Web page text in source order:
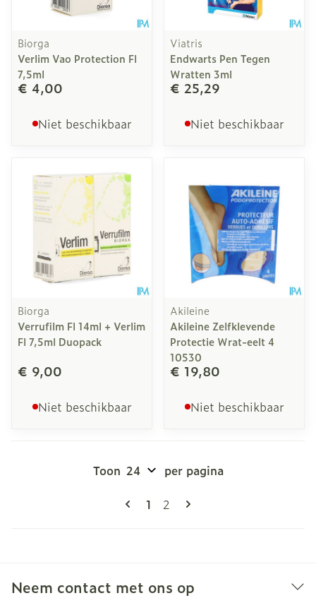
Biorga
Verlim Vao Protection Fl
7,5ml
€ 4,00
Niet beschikbaar
Viatris
Endwarts Pen Tegen
Wratten 3ml
€ 25,29
Niet beschikbaar
Biorga
Verrufilm Fl 14ml + Verlim
Fl 7,5ml Duopack
€ 9,00
Niet beschikbaar
Akileine
Akileine Zelfklevende
Protectie Wrat-eelt 4
10530
€ 19,80
Niet beschikbaar
Pagina's
U lees momenteel pagina
1 Pagina
2
Toon per pagina
Neem contact met ons op